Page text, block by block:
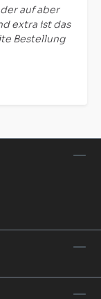
auf aber
extra ist das
Bestellung